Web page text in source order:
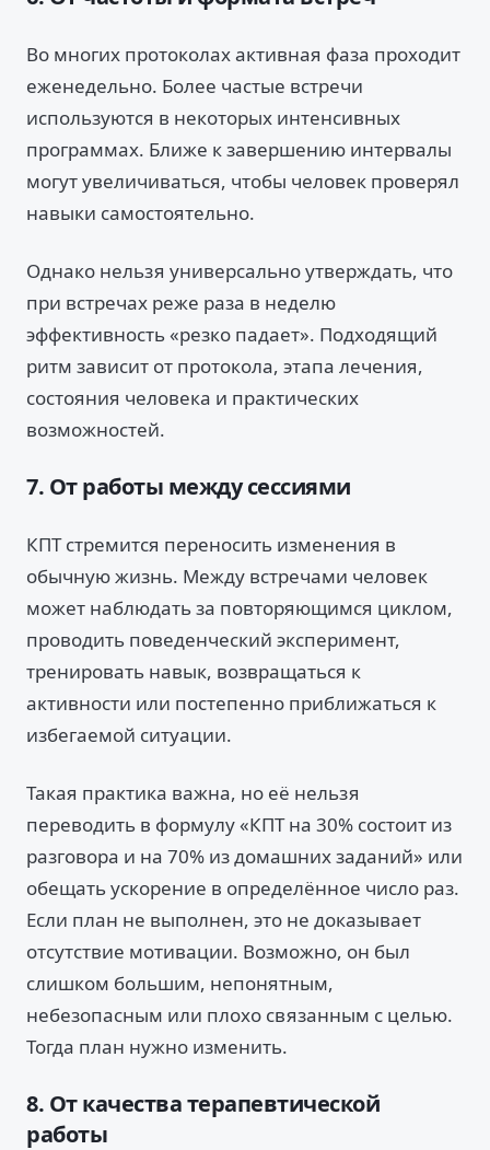
Во многих протоколах активная фаза проходит
еженедельно. Более частые встречи
используются в некоторых интенсивных
программах. Ближе к завершению интервалы
могут увеличиваться, чтобы человек проверял
навыки самостоятельно.
Однако нельзя универсально утверждать, что
при встречах реже раза в неделю
эффективность «резко падает». Подходящий
ритм зависит от протокола, этапа лечения,
состояния человека и практических
возможностей.
7. От работы между сессиями
КПТ стремится переносить изменения в
обычную жизнь. Между встречами человек
может наблюдать за повторяющимся циклом,
проводить поведенческий эксперимент,
тренировать навык, возвращаться к
активности или постепенно приближаться к
избегаемой ситуации.
Такая практика важна, но её нельзя
переводить в формулу «КПТ на 30% состоит из
разговора и на 70% из домашних заданий» или
обещать ускорение в определённое число раз.
Если план не выполнен, это не доказывает
отсутствие мотивации. Возможно, он был
слишком большим, непонятным,
небезопасным или плохо связанным с целью.
Тогда план нужно изменить.
8. От качества терапевтической
работы